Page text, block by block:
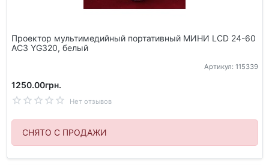
Проектор мультимедийный портативный МИНИ LCD 24-60
AC3 YG320, белый
Артикул: 115339
1250.00грн.
Нет отзывов
СНЯТО С ПРОДАЖИ